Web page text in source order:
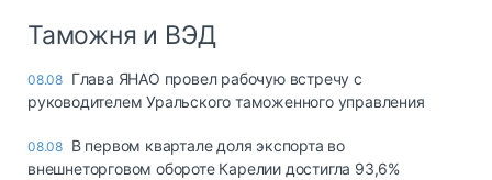
Таможня и ВЭД
08.08 Глава ЯНАО провел рабочую встречу с
руководителем Уральского таможенного управления
08.08 В первом квартале доля экспорта во
внешнеторговом обороте Карелии достигла 93,6%